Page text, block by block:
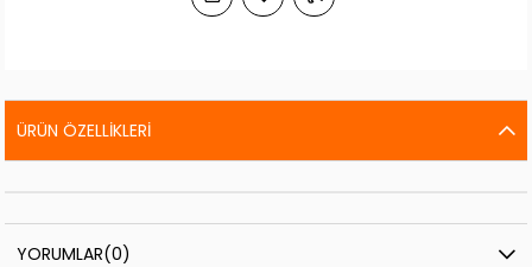
ÜRÜN ÖZELLIKLERI
YORUMLAR(0)